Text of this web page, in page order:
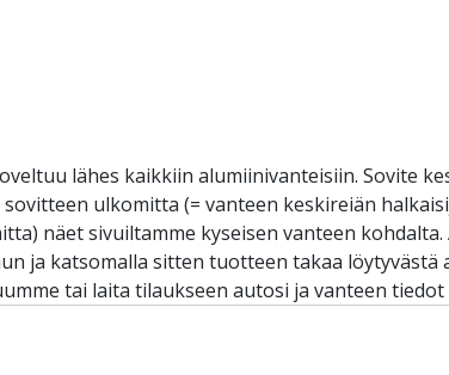
lähes kaikkiin alumiinivanteisiin. Sovite
ulkomitta (= vanteen keskireiän
näet sivuiltamme kyseisen vanteen
ja katsomalla sitten tuotteen takaa
tai laita tilaukseen autosi ja vanteen